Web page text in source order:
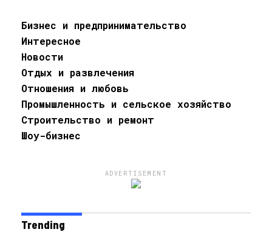
Бизнес и предпринимательство
Интересное
Новости
Отдых и развлечения
Отношения и любовь
Промышленность и сельское хозяйство
Строительство и ремонт
Шоу-бизнес
ADVERTISEMENT
Trending